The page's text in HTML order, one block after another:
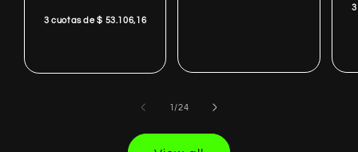
3 cuotas de $ 53.106,16
1 /of
24